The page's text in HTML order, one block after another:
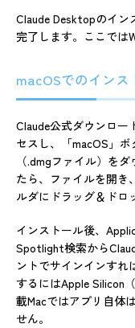
Claude Desktopのイン
完了します。ここでは
macOSでのインス
Claude公式ダウンロー
セスし、「macOS」
（.dmgファイル）を
たら、ファイルを開き
ルダにドラッグ＆ドロ
インストール後、
Spotlight検索から
ントでサインインすれ
するにはApple Silicon
載Macではアプリ自体
せん。